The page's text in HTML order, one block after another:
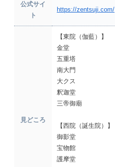
公式サイ
ト
https://zentsuji.com/
見どころ
【東院（伽藍）】
金堂
五重塔
南大門
大クス
釈迦堂
三帝御廟
【西院（誕生院）】
御影堂
宝物館
護摩堂